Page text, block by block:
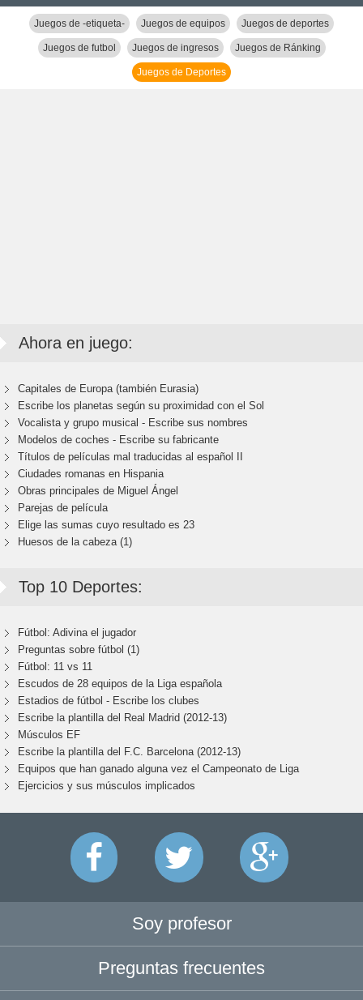
Juegos de -etiqueta- Juegos de equipos Juegos de deportes
Juegos de futbol Juegos de ingresos Juegos de Ránking
Juegos de Deportes
Ahora en juego:
Capitales de Europa (también Eurasia)
Escribe los planetas según su proximidad con el Sol
Vocalista y grupo musical - Escribe sus nombres
Modelos de coches - Escribe su fabricante
Títulos de películas mal traducidas al español II
Ciudades romanas en Hispania
Obras principales de Miguel Ángel
Parejas de película
Elige las sumas cuyo resultado es 23
Huesos de la cabeza (1)
Top 10 Deportes:
Fútbol: Adivina el jugador
Preguntas sobre fútbol (1)
Fútbol: 11 vs 11
Escudos de 28 equipos de la Liga española
Estadios de fútbol - Escribe los clubes
Escribe la plantilla del Real Madrid (2012-13)
Músculos EF
Escribe la plantilla del F.C. Barcelona (2012-13)
Equipos que han ganado alguna vez el Campeonato de Liga
Ejercicios y sus músculos implicados
Soy profesor
Preguntas frecuentes